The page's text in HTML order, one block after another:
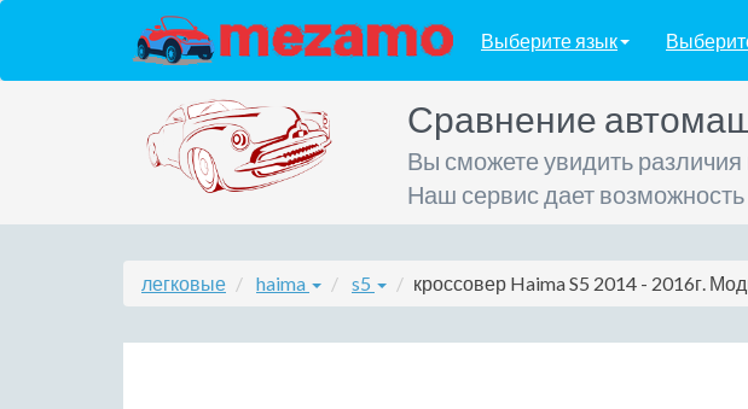
Выберите язык
Сравнение
Вы сможете увидить
Наш сервис дает
легковые haima s5 кроссовер Haima S5 2014 - 2016г.